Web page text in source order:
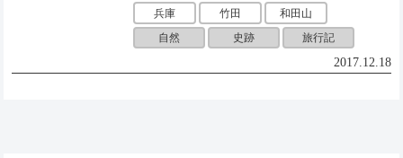
兵庫 竹田
和田山
自然
史跡 旅行記
2017.12.18